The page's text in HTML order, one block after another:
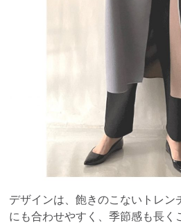
デザインは、飽きのこないトレン
にも合わせやすく、季節感も長く